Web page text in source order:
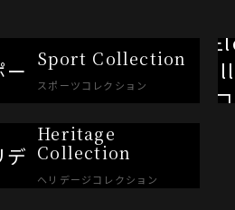
Sport Collection
スポーツコレクション
Heritage
Collection
ヘリデージコレクション